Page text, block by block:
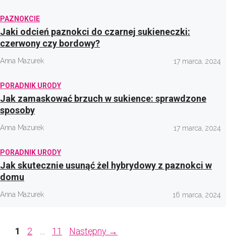
PAZNOKCIE
Jaki odcień paznokci do czarnej sukieneczki:
czerwony czy bordowy?
Anna Mazurek 17 marca, 2024
PORADNIK URODY
Jak zamaskować brzuch w sukience: sprawdzone
sposoby
Anna Mazurek 17 marca, 2024
PORADNIK URODY
Jak skutecznie usunąć żel hybrydowy z paznokci w
domu
Anna Mazurek 16 marca, 2024
Page
1 Page
2 Page
11 Następny →